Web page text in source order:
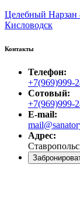
Целебный Нарзан
Кисловодск
Контакты
Телефон:
+7(969)999-
Сотовый:
+7(969)999-
E-mail:
Адрес: